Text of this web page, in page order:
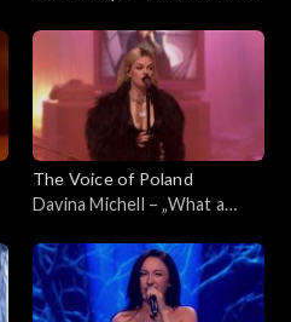
Live 1, 8 listopada 2025
The Voice of Poland
Davina Michell – „What a
Poland”, Live 1, 8 listopada
2025